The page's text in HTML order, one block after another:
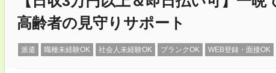
高齢者の見守りサポート
派遣 職種未経験OK 社会人未経験OK ブランクOK WEB登録・面接OK